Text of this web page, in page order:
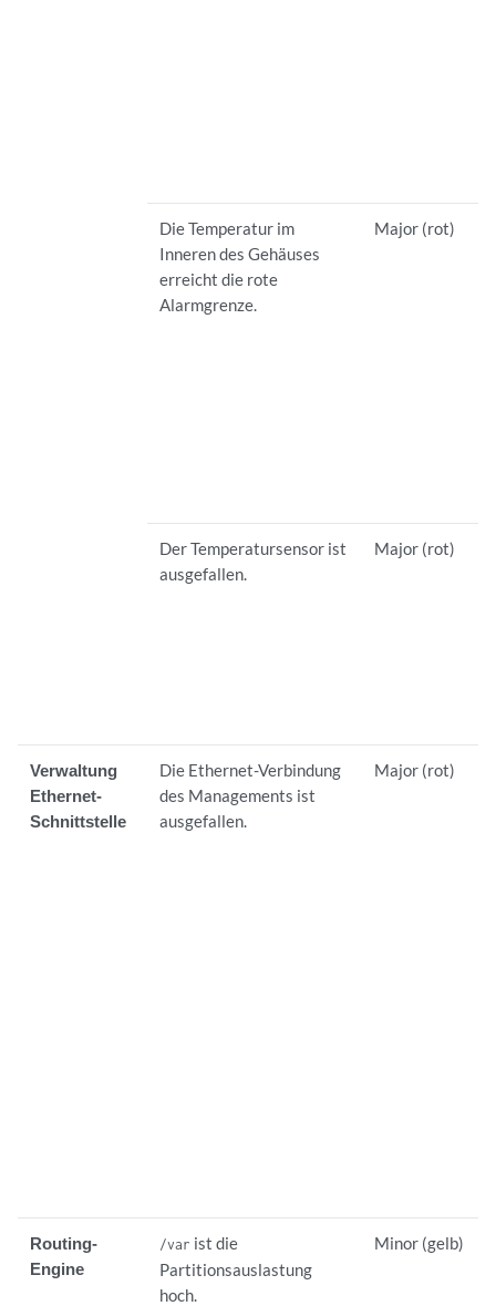
Die Temperatur im
Inneren des Gehäuses
erreicht die rote
Alarmgrenze.
Major (rot)
Der Temperatursensor ist
ausgefallen.
Major (rot)
Verwaltung
Ethernet-
Schnittstelle
Die Ethernet-Verbindung
des Managements ist
ausgefallen.
Major (rot)
Routing-
Engine
/var ist die
Partitionsauslastung
hoch.
Minor (gelb)